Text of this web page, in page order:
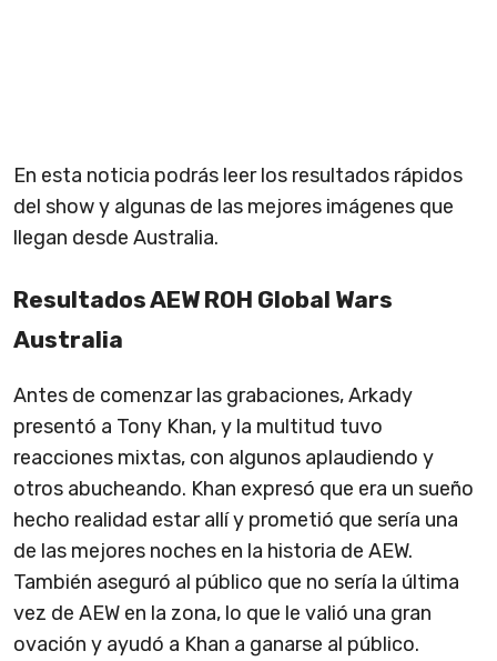
En esta noticia podrás leer los resultados rápidos
del show y algunas de las mejores imágenes que
llegan desde Australia.
Resultados AEW ROH Global Wars
Australia
Antes de comenzar las grabaciones, Arkady
presentó a Tony Khan, y la multitud tuvo
reacciones mixtas, con algunos aplaudiendo y
otros abucheando. Khan expresó que era un sueño
hecho realidad estar allí y prometió que sería una
de las mejores noches en la historia de AEW.
También aseguró al público que no sería la última
vez de AEW en la zona, lo que le valió una gran
ovación y ayudó a Khan a ganarse al público.